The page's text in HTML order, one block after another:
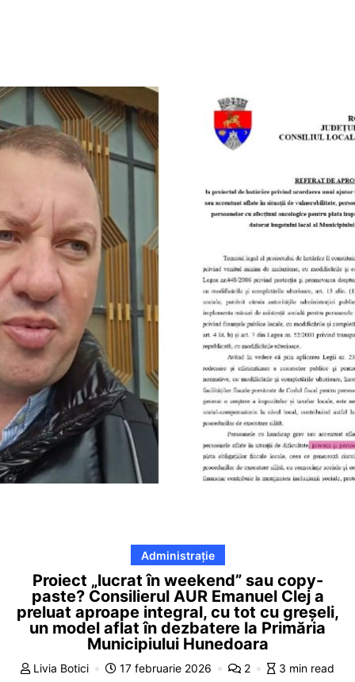
Administrație
Proiect „lucrat în weekend” sau copy-
paste? Consilierul AUR Emanuel Clej a
preluat aproape integral, cu tot cu greșeli,
un model aflat în dezbatere la Primăria
Municipiului Hunedoara
Livia Botici 17 februarie 2026 2 3 min read